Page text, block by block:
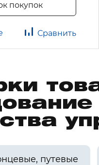
покупок
Сравнить
путевые